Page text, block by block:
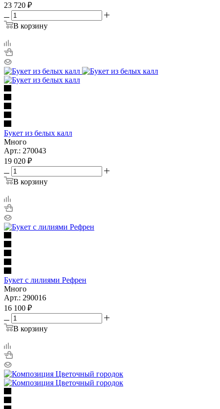
23 720 ₽
В корзину
Букет из белых калл
Много
Арт.: 270043
19 020 ₽
В корзину
Букет с лилиями Рефрен
Много
Арт.: 290016
16 100 ₽
В корзину